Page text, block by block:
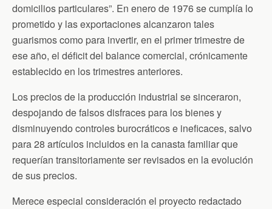
domicilios particulares”. En enero de 1976 se cumplía lo
prometido y las exportaciones alcanzaron tales
guarismos como para invertir, en el primer trimestre de
ese año, el déficit del balance comercial, crónicamente
establecido en los trimestres anteriores.
Los precios de la producción industrial se sinceraron,
despojando de falsos disfraces para los bienes y
disminuyendo controles burocráticos e ineficaces, salvo
para 28 artículos incluidos en la canasta familiar que
requerían transitoriamente ser revisados en la evolución
de sus precios.
Merece especial consideración el proyecto redactado